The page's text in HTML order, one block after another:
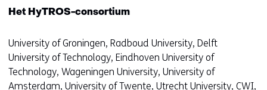
e
Het HyTROS-consortium
University of Groningen, Radboud University, Delft
University of Technology, Eindhoven University of
Technology, Wageningen University, University of
Amsterdam, University of Twente, Utrecht University, CWI,